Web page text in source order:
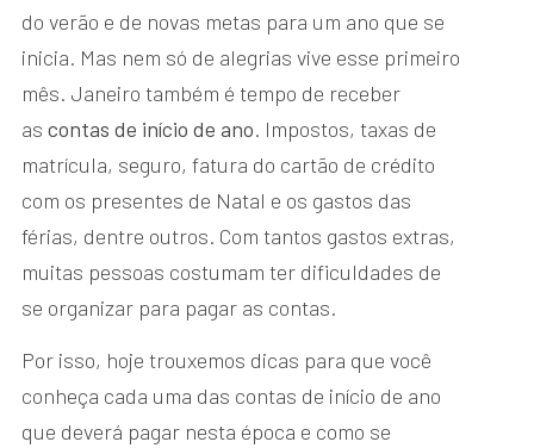
do verão e de novas metas para um ano que se
inicia. Mas nem só de alegrias vive esse primeiro
mês. Janeiro também é tempo de receber
as contas de início de ano. Impostos, taxas de
matrícula, seguro, fatura do cartão de crédito
com os presentes de Natal e os gastos das
férias, dentre outros. Com tantos gastos extras,
muitas pessoas costumam ter dificuldades de
se organizar para pagar as contas.
Por isso, hoje trouxemos dicas para que você
conheça cada uma das contas de início de ano
que deverá pagar nesta época e como se